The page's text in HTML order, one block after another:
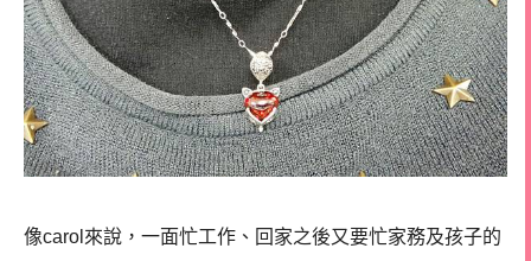
像carol來說，一面忙工作、回家之後又要忙家務及孩子的